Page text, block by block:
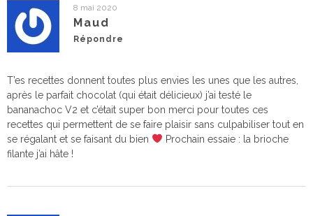
8 mai 2020
Maud
Répondre
T’es recettes donnent toutes plus envies les unes que les autres,
après le parfait chocolat (qui était délicieux) j’ai testé le
bananachoc V2 et c’était super bon merci pour toutes ces
recettes qui permettent de se faire plaisir sans culpabiliser tout en
se régalant et se faisant du bien
Prochain essaie : la brioche
filante j’ai hâte !